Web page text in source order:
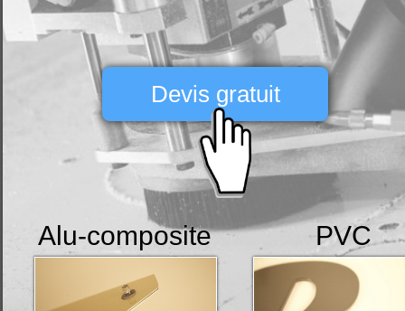
Alu-composite PVC
Devis gratuit